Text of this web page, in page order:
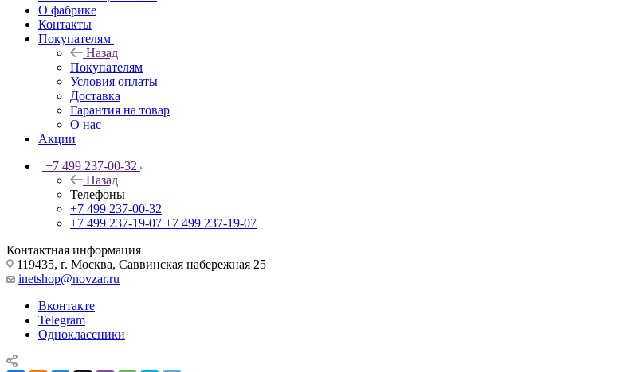
О фабрике
Контакты
Покупателям
Назад
Покупателям
Условия оплаты
Доставка
Гарантия на товар
О нас
Акции
+7 499 237-00-32
Назад
Телефоны
+7 499 237-00-32
+7 499 237-19-07 +7 499 237-19-07
Контактная информация
119435, г. Москва, Саввинская набережная 25
inetshop@novzar.ru
Вконтакте
Telegram
Одноклассники